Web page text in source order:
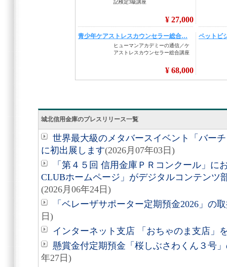
城北信用金庫のプレスリリース一覧
世界最大級のメタバースイベント「バー
に初出展します(2026月07年03日)
「第４５回 信用金庫ＰＲコンクール」に
CLUBホームページ」がデジタルコンテンツ
(2026月06年24日)
「ベレーザサポーター定期預金2026」の
日)
インターネット支店 「おちゃのま支店」
懸賞金付定期預金「桜しぶさわくん３号
年27日)